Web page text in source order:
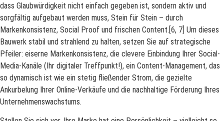
dass Glaubwürdigkeit nicht einfach gegeben ist, sondern aktiv und
sorgfältig aufgebaut werden muss, Stein für Stein – durch
Markenkonsistenz, Social Proof und frischen Content.[6, 7] Um dieses
Bauwerk stabil und strahlend zu halten, setzen Sie auf strategische
Pfeiler: eiserne Markenkonsistenz, die clevere Einbindung Ihrer Social-
Media-Kanäle (Ihr digitaler Treffpunkt!), ein Content-Management, das
so dynamisch ist wie ein stetig fließender Strom, die gezielte
Ankurbelung Ihrer Online-Verkäufe und die nachhaltige Förderung Ihres
Unternehmenswachstums.